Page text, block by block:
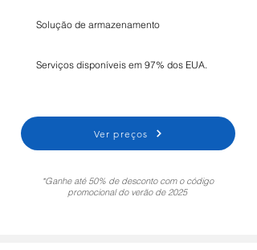
Solução de armazenamento
Serviços disponíveis em 97% dos EUA.
Ver preços
*Ganhe até 50% de desconto com o código
promocional do verão de 2025